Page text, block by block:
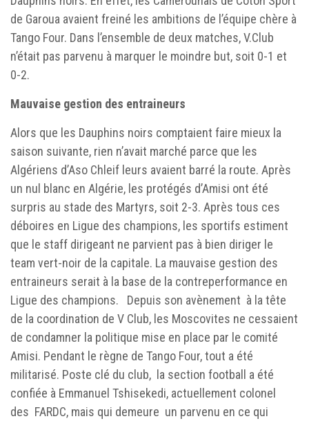
de Garoua avaient freiné les ambitions de l’équipe chère à
Tango Four. Dans l’ensemble de deux matches, V.Club
n’était pas parvenu à marquer le moindre but, soit 0-1 et
0-2.
Mauvaise gestion des entraineurs
Alors que les Dauphins noirs comptaient faire mieux la
saison suivante, rien n’avait marché parce que les
Algériens d’Aso Chleif leurs avaient barré la route. Après
un nul blanc en Algérie, les protégés d’Amisi ont été
surpris au stade des Martyrs, soit 2-3. Après tous ces
déboires en Ligue des champions, les sportifs estiment
que le staff dirigeant ne parvient pas à bien diriger le
team vert-noir de la capitale. La mauvaise gestion des
entraineurs serait à la base de la contreperformance en
Ligue des champions. Depuis son avènement à la tête
de la coordination de V Club, les Moscovites ne cessaient
de condamner la politique mise en place par le comité
Amisi. Pendant le règne de Tango Four, tout a été
militarisé. Poste clé du club, la section football a été
confiée à Emmanuel Tshisekedi, actuellement colonel
des FARDC, mais qui demeure un parvenu en ce qui